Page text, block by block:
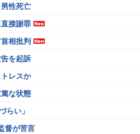
性死亡
接謝罪
相批判
を起訴
レスか
な状態
らい」
督が苦言